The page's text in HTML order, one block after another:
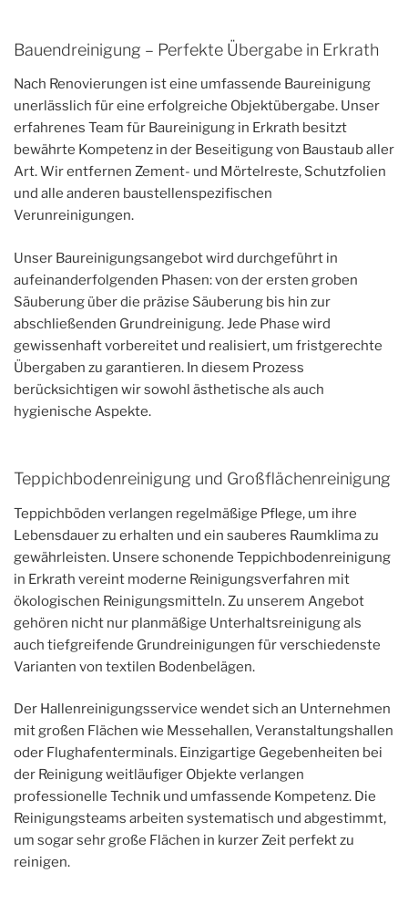
Bauendreinigung – Perfekte Übergabe in Erkrath
Nach Renovierungen ist eine umfassende Baureinigung
unerlässlich für eine erfolgreiche Objektübergabe. Unser
erfahrenes Team für Baureinigung in Erkrath besitzt
bewährte Kompetenz in der Beseitigung von Baustaub aller
Art. Wir entfernen Zement- und Mörtelreste, Schutzfolien
und alle anderen baustellenspezifischen
Verunreinigungen.
Unser Baureinigungsangebot wird durchgeführt in
aufeinanderfolgenden Phasen: von der ersten groben
Säuberung über die präzise Säuberung bis hin zur
abschließenden Grundreinigung. Jede Phase wird
gewissenhaft vorbereitet und realisiert, um fristgerechte
Übergaben zu garantieren. In diesem Prozess
berücksichtigen wir sowohl ästhetische als auch
hygienische Aspekte.
Teppichbodenreinigung und Großflächenreinigung
Teppichböden verlangen regelmäßige Pflege, um ihre
Lebensdauer zu erhalten und ein sauberes Raumklima zu
gewährleisten. Unsere schonende Teppichbodenreinigung
in Erkrath vereint moderne Reinigungsverfahren mit
ökologischen Reinigungsmitteln. Zu unserem Angebot
gehören nicht nur planmäßige Unterhaltsreinigung als
auch tiefgreifende Grundreinigungen für verschiedenste
Varianten von textilen Bodenbelägen.
Der Hallenreinigungsservice wendet sich an Unternehmen
mit großen Flächen wie Messehallen, Veranstaltungshallen
oder Flughafenterminals. Einzigartige Gegebenheiten bei
der Reinigung weitläufiger Objekte verlangen
professionelle Technik und umfassende Kompetenz. Die
Reinigungsteams arbeiten systematisch und abgestimmt,
um sogar sehr große Flächen in kurzer Zeit perfekt zu
reinigen.